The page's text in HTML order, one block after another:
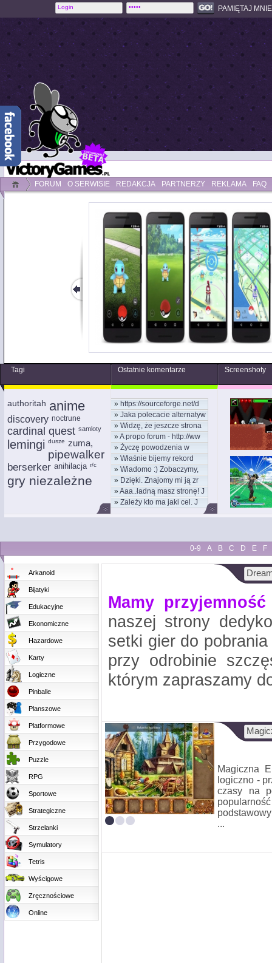
PAMIĘTAJ
FORUM O SERWISIE REDAKCJA PARTNERZY REKLAMA FAQ
Tagi Ostatnie komentarze Screenshoty
authoritah anime
discovery noctrune
cardinal quest samloty
lemingi dusze zuma,
pipewalker
berserker anihilacja r/c
gry niezależne
» https://sourceforge.net/d
» Jaka polecacie alternatyw
» Widzę, że jeszcze strona
»A propo forum - http://ww
» Życzę powodzenia w
nowym
» Właśnie bijemy rekord
kom
» Wiadomo :) Zobaczymy,
moż
» Dzięki. Znajomy mi ją zr
»Aaa..ładną masz stronę! J
» Zależy kto ma jaki cel. J
0-9 A B C D E F
Arkanoid
Bijatyki
Edukacyjne
Ekonomiczne
Hazardowe
Karty
Logiczne
Pinballe
Planszowe
Platformowe
Przygodowe
Puzzle
RPG
Sportowe
Strategiczne
Strzelanki
Symulatory
Tetris
Wyścigowe
Zręcznościowe
Online
Mamy
naszej strony
setki gier do
przy odrobinie
którym zapraszamy
Magiczna
logiczno -
czasy na
...